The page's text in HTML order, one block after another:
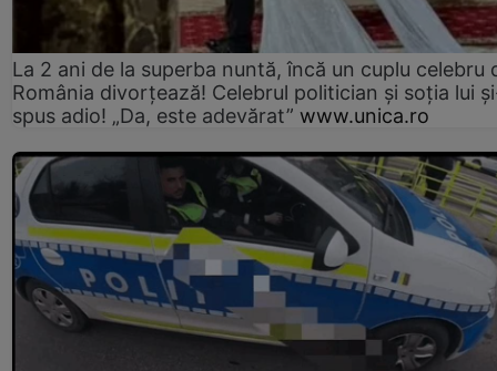
La 2 ani de la superba nuntă, încă un cuplu celebru
România divorțează! Celebrul politician și soția lui
spus adio! „Da, este adevărat” www.unica.ro